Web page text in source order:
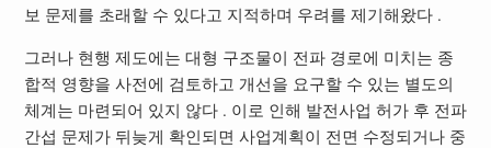
보 문제를 초래할 수 있다고 지적하며 우려를 제기해왔다 .
그러나 현행 제도에는 대형 구조물이 전파 경로에 미치는 종
합적 영향을 사전에 검토하고 개선을 요구할 수 있는 별도의
체계는 마련되어 있지 않다 . 이로 인해 발전사업 허가 후 전파
간섭 문제가 뒤늦게 확인되면 사업계획이 전면 수정되거나 중